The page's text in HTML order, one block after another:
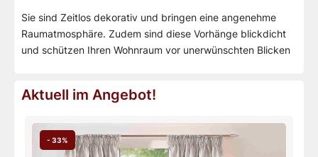
Sie sind Zeitlos dekorativ und bringen eine angenehme
Raumatmosphäre. Zudem sind diese Vorhänge blickdicht
und schützen Ihren Wohnraum vor unerwünschten Blicken
Aktuell im Angebot!
- 33%